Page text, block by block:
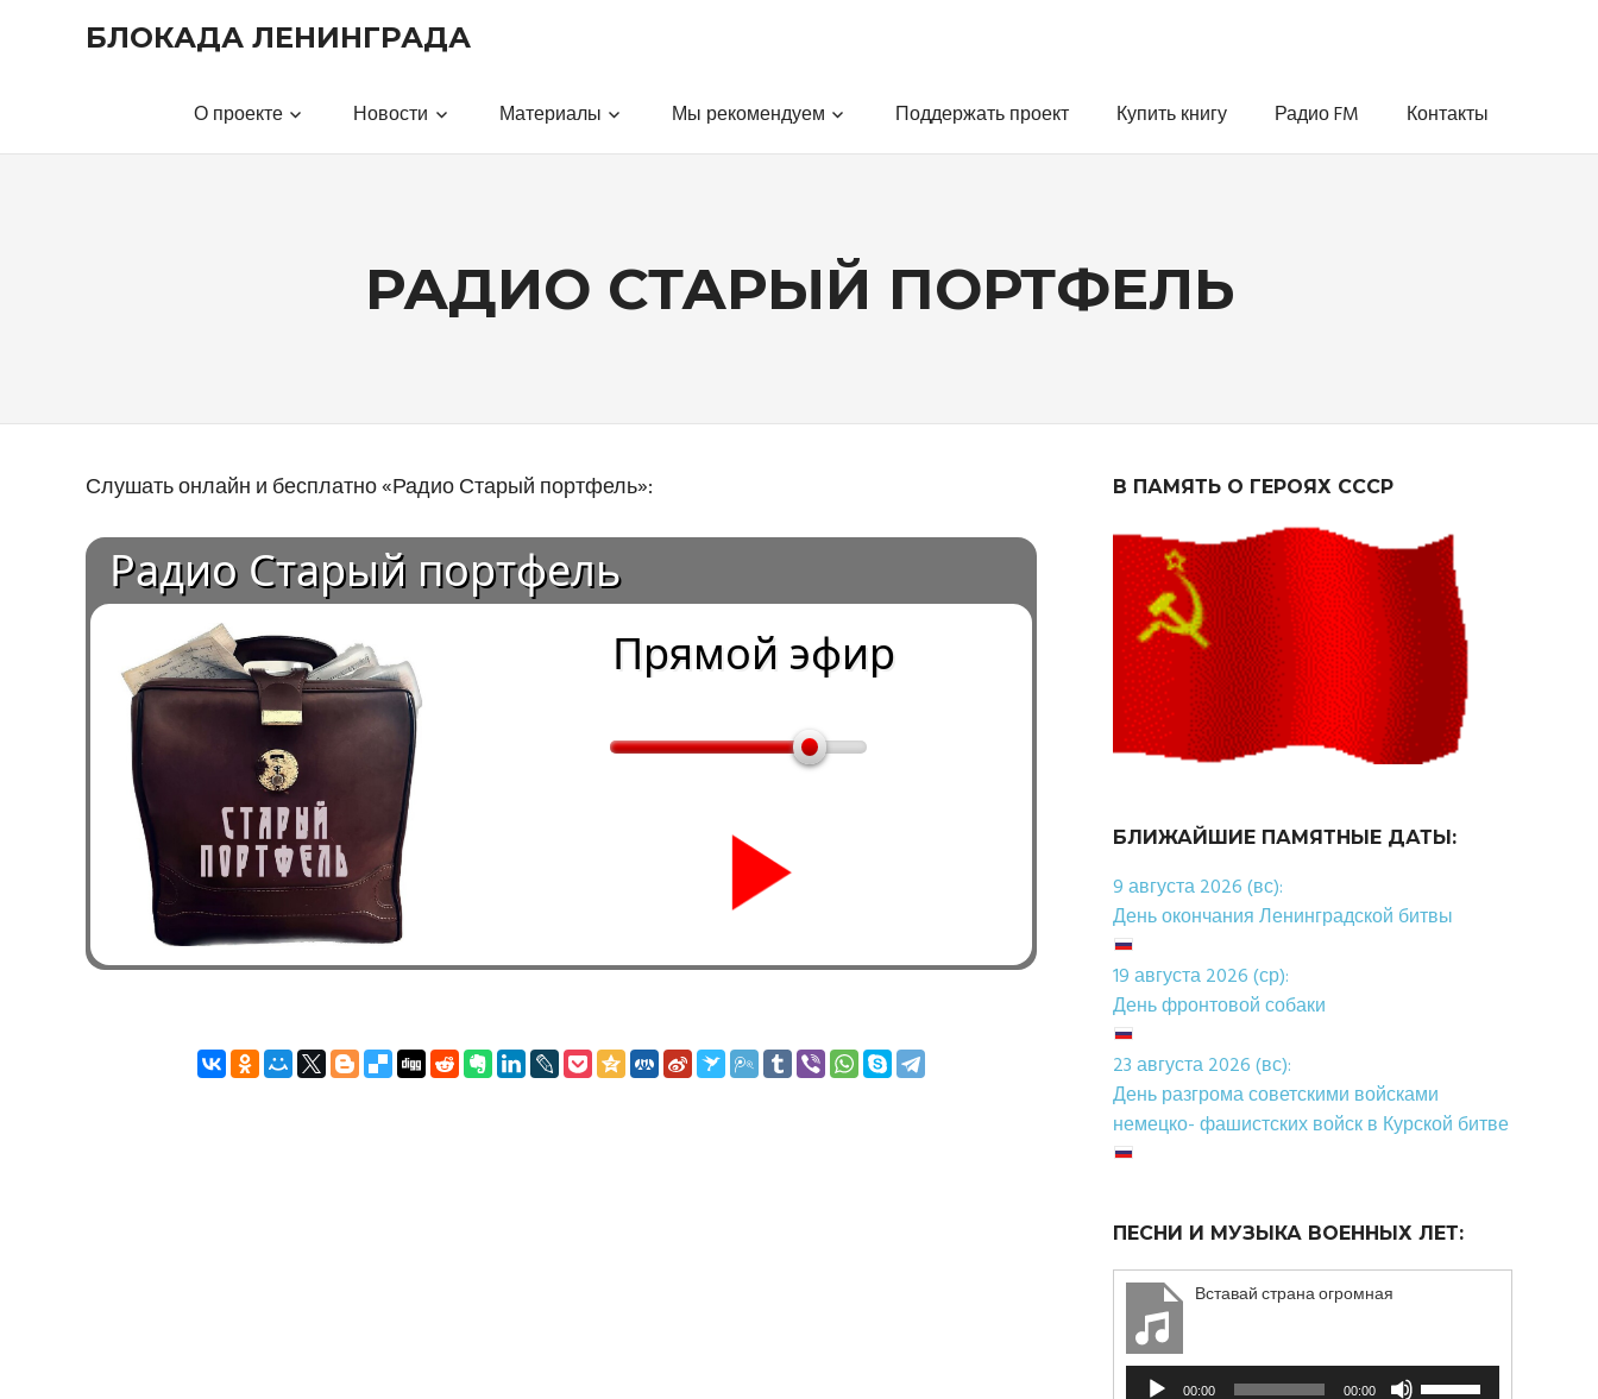
БЛОКАДА ЛЕНИНГРАДА
О проекте Новости Материалы Мы рекомендуем Поддержать проект Купить книгу Радио FM Контакты
РАДИО СТАРЫЙ ПОРТФЕЛЬ
Слушать онлайн и бесплатно «Радио Старый портфель»:
Радио Старый портфель
Прямой эфир
В ПАМЯТЬ О ГЕРОЯХ СССР
БЛИЖАЙШИЕ ПАМЯТНЫЕ ДАТЫ:
9 августа 2026 (вс):
День окончания Ленинградской битвы
19 августа 2026 (ср):
День фронтовой собаки
23 августа 2026 (вс):
День разгрома советскими войсками
немецко- фашистских войск в Курской битве
ПЕСНИ И МУЗЫКА ВОЕННЫХ ЛЕТ:
Вставай страна огромная
Аудиоплеер
00:00 00:00